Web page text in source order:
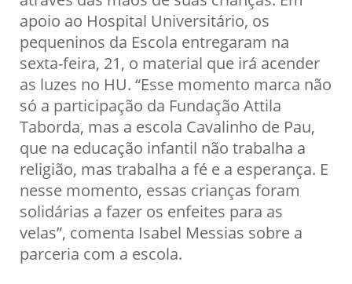
apoio ao Hospital Universitário, os
pequeninos da Escola entregaram na
sexta-feira, 21, o material que irá acender
as luzes no HU. “Esse momento marca não
só a participação da Fundação Attila
Taborda, mas a escola Cavalinho de Pau,
que na educação infantil não trabalha a
religião, mas trabalha a fé e a esperança. E
nesse momento, essas crianças foram
solidárias a fazer os enfeites para as
velas”, comenta Isabel Messias sobre a
parceria com a escola.